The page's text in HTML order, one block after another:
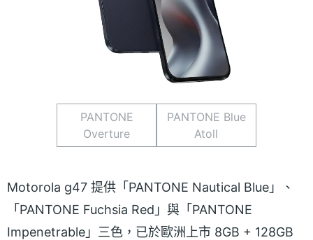
PANTONE
Overture
PANTONE Blue
Atoll
Motorola g47 提供「PANTONE Nautical Blue」、
「PANTONE Fuchsia Red」與「PANTONE
Impenetrable」三色，已於歐洲上市 8GB + 128GB